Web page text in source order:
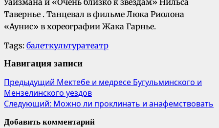
Уайзмана и «Очень близко к звездам» Нильса
Тавернье . Танцевал в фильме Люка Риолона
«Аунис» в хореографии Жака Гарнье.
Tags: балеткультуратеатр
Навигация записи
Предыдущий Мектебе и медресе Бугульминского и
Мензелинского уездов
Следующий: Можно ли проклинать и анафемствовать
Добавить комментарий